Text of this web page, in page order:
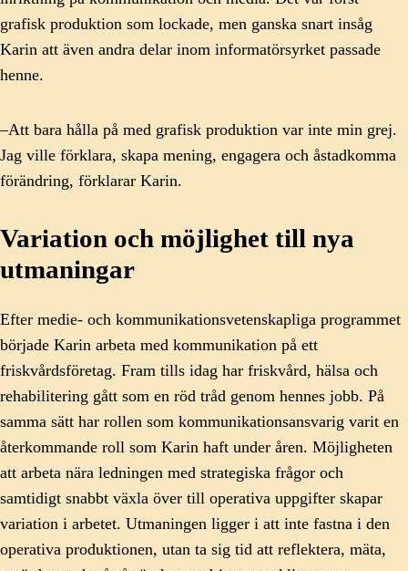
grafisk produktion som lockade, men ganska snart insåg
Karin att även andra delar inom informatörsyrket passade
henne.
–Att bara hålla på med grafisk produktion var inte min grej.
Jag ville förklara, skapa mening, engagera och åstadkomma
förändring, förklarar Karin.
Variation och möjlighet till nya
utmaningar
Efter medie- och kommunikationsvetenskapliga programmet
började Karin arbeta med kommunikation på ett
friskvårdsföretag. Fram tills idag har friskvård, hälsa och
rehabilitering gått som en röd tråd genom hennes jobb. På
samma sätt har rollen som kommunikationsansvarig varit en
återkommande roll som Karin haft under åren. Möjligheten
att arbeta nära ledningen med strategiska frågor och
samtidigt snabbt växla över till operativa uppgifter skapar
variation i arbetet. Utmaningen ligger i att inte fastna i den
operativa produktionen, utan ta sig tid att reflektera, mäta,